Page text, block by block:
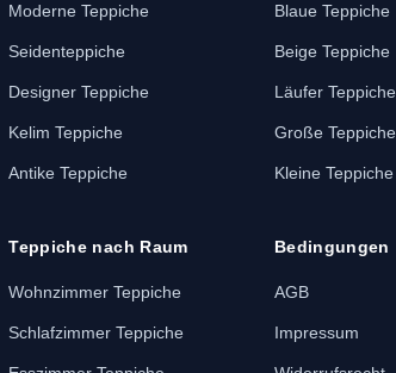
Moderne Teppiche
Seidenteppiche
Designer Teppiche
Kelim Teppiche
Antike Teppiche
Blaue Teppiche
Beige Teppiche
Läufer Teppiche
Große Teppiche
Kleine Teppiche
Teppiche nach Raum
Wohnzimmer Teppiche
Schlafzimmer Teppiche
Bedingungen
AGB
Impressum